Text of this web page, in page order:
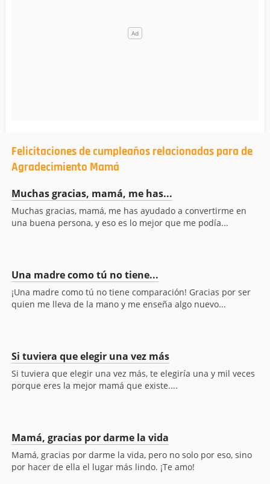
Felicitaciones de cumpleaños relacionadas para de
Agradecimiento Mamá
Muchas gracias, mamá, me has...
Muchas gracias, mamá, me has ayudado a convertirme en
una buena persona, y eso es lo mejor que me podía...
Una madre como tú no tiene...
¡Una madre como tú no tiene comparación! Gracias por ser
quien me lleva de la mano y me enseña algo nuevo...
Si tuviera que elegir una vez más
Si tuviera que elegir una vez más, te elegiría una y mil veces
porque eres la mejor mamá que existe....
Mamá, gracias por darme la vida
Mamá, gracias por darme la vida, pero no solo por eso, sino
por hacer de ella el lugar más lindo. ¡Te amo!